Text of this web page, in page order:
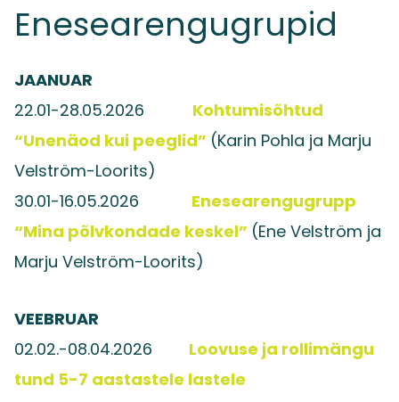
Enesearengugrupid
JAANUAR
22.01-28.05.2026 Kohtumisõhtud
“Unenäod kui peeglid” (Karin Pohla ja Marju
Velström-Loorits)
30.01-16.05.2026 Enesearengugrupp
“Mina põlvkondade keskel” (Ene Velström ja
Marju Velström-Loorits)
VEEBRUAR
02.02.-08.04.2026
Loovuse ja rollimängu
tund 5-7 aastastele lastele